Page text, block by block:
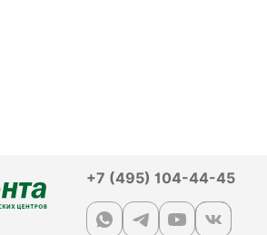
+7 (495) 104-44-45